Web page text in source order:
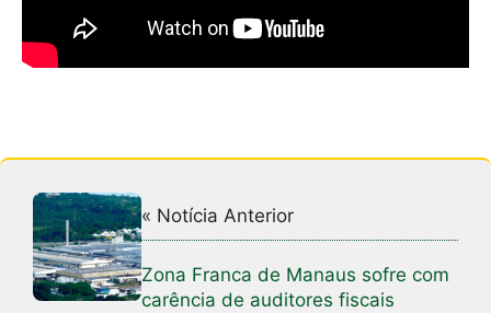
« Notícia Anterior
Zona Franca de Manaus sofre com
carência de auditores fiscais